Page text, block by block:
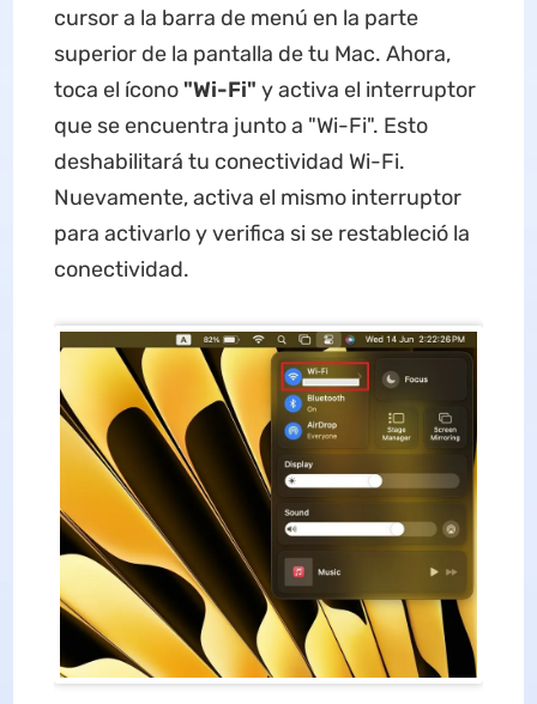
cursor a la barra de menú en la parte
superior de la pantalla de tu Mac. Ahora,
toca el ícono "Wi-Fi" y activa el interruptor
que se encuentra junto a "Wi-Fi". Esto
deshabilitará tu conectividad Wi-Fi.
Nuevamente, activa el mismo interruptor
para activarlo y verifica si se restableció la
conectividad.